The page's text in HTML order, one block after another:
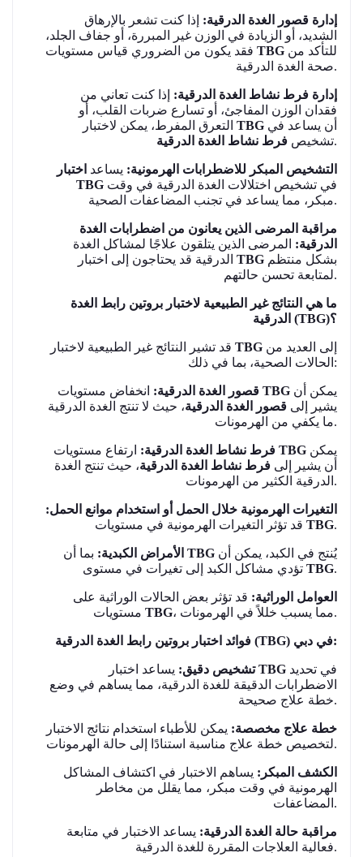
إدارة قصور الغدة الدرقية: إذا كنت تشعر بالإرهاق
الشديد، أو الزيادة في الوزن غير المبررة، أو جفاف الجلد،
TBG
صحة الغدة الدرقية.
إدارة فرط نشاط الغدة الدرقية: إذا كنت تعاني من
فقدان الوزن المفاجئ، أو تسارع ضربات القلب، أو
TBG
تشخيص فرط نشاط الغدة الدرقية .
التشخيص المبكر للاضطرابات الهرمونية: يساعد اختبار
TBG
مبكر، مما يساعد في تجنب المضاعفات الصحية.
مراقبة المرضى الذين يعانون من اضطرابات الغدة
الدرقية: المرضى الذين يتلقون علاجًا لمشاكل الغدة
TBG
لمتابعة تحسن حالتهم.
ما هي النتائج غير الطبيعية لاختبار بروتين رابط الغدة
الدرقية (TBG)؟
TBG
الحالات الصحية، بما في ذلك:
قصور الغدة الدرقية: TBG
يشير إلى قصور الغدة الدرقية، حيث لا تنتج الغدة الدرقية
ما يكفي من الهرمونات.
فرط نشاط الغدة الدرقية: TBG
أن يشير إلى فرط نشاط الغدة الدرقية، حيث تنتج الغدة
الدرقية الكثير من الهرمونات.
التغيرات الهرمونية خلال الحمل أو استخدام موانع الحمل:
TBG.
الأمراض الكبدية: TBG
TBG.
العوامل الوراثية: قد تؤثر بعض الحالات الوراثية على
TBG ، مما يسبب خللاً في الهرمونات.
فوائد اختبار بروتين رابط الغدة الدرقية (TBG) في دبي:
تشخيص دقيق:يساعد اختبارTBG
الاضطرابات الدقيقة للغدة الدرقية، مما يساهم في وضع
خطة علاج صحيحة.
خطة علاج مخصصة: يمكن للأطباء استخدام نتائج الاختبار
لتخصيص خطة علاج مناسبة استنادًا إلى حالة الهرمونات.
الكشف المبكر: يساهم الاختبار في اكتشاف المشاكل
الهرمونية في وقت مبكر، مما يقلل من مخاطر
المضاعفات.
مراقبة حالة الغدة الدرقية: يساعد الاختبار في متابعة
فعالية العلاجات المقررة للغدة الدرقية.